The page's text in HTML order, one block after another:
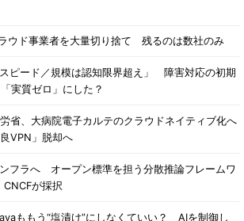
ウド事業者を大量切り捨て 残るのは数社のみ
スピード／規模は認知限界超え」 障害対応の初期
実質ゼロ」にした？
省、大病院電子カルテのクラウドネイティブ化へ
VPN」脱却へ
フラへ オープン標準を担う分散推論フレームワ
が採択
ももう“塩漬け”にしなくていい？ AIを制御し